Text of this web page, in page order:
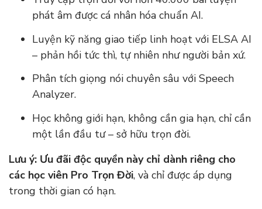
phát âm được cá nhân hóa chuẩn AI.
Luyện kỹ năng giao tiếp linh hoạt với ELSA AI
– phản hồi tức thì, tự nhiên như người bản xứ.
Phân tích giọng nói chuyên sâu với Speech
Analyzer.
Học không giới hạn, không cần gia hạn, chỉ cần
một lần đầu tư – sở hữu trọn đời.
Lưu ý: Ưu đãi độc quyền này chỉ dành riêng cho
các học viên Pro Trọn Đời, và chỉ được áp dụng
trong thời gian có hạn.